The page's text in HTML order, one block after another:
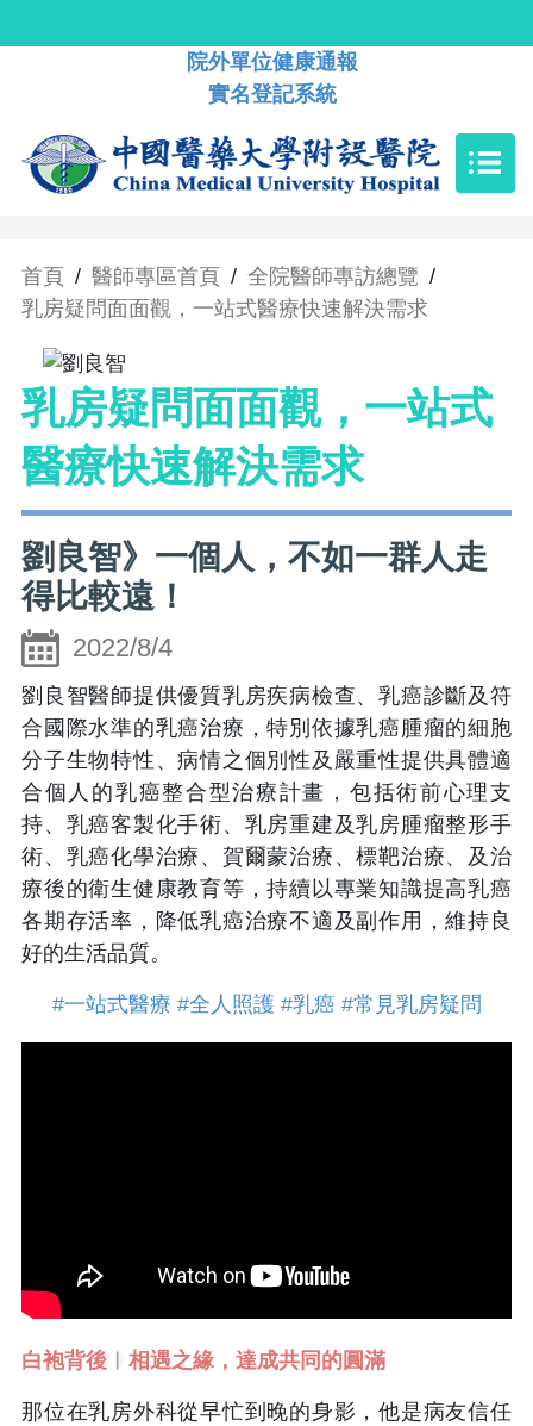
院外單位健康通報
實名登記系統
首頁 / 醫師專區首頁 / 全院醫師專訪總覽 /
乳房疑問面面觀，一站式醫療快速解決需求
乳房疑問面面觀，一站式
醫療快速解決需求
劉良智》一個人，不如一群人走
得比較遠！
2022/8/4
劉良智醫師提供優質乳房疾病檢查、乳癌診斷及符
合國際水準的乳癌治療，特別依據乳癌腫瘤的細胞
分子生物特性、病情之個別性及嚴重性提供具體適
合個人的乳癌整合型治療計畫，包括術前心理支
持、乳癌客製化手術、乳房重建及乳房腫瘤整形手
術、乳癌化學治療、賀爾蒙治療、標靶治療、及治
療後的衛生健康教育等，持續以專業知識提高乳癌
各期存活率，降低乳癌治療不適及副作用，維持良
好的生活品質。
#一站式醫療 #全人照護 #乳癌 #常見乳房疑問
白袍背後︱相遇之緣，達成共同的圓滿
那位在乳房外科從早忙到晚的身影，他是病友信任